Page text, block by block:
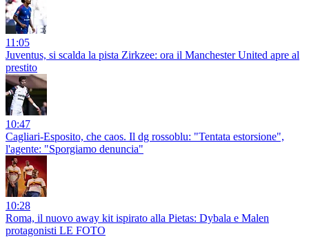
11:05
Juventus, si scalda la pista Zirkzee: ora il Manchester United apre al
prestito
10:47
Cagliari-Esposito, che caos. Il dg rossoblu: "Tentata estorsione",
l'agente: "Sporgiamo denuncia"
10:28
Roma, il nuovo away kit ispirato alla Pietas: Dybala e Malen
protagonisti LE FOTO